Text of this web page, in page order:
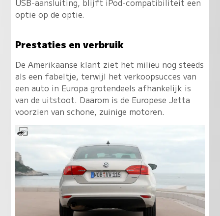
USB-aansluiting, blijft iPod-compatibiliteit een
optie op de optie.
Prestaties en verbruik
De Amerikaanse klant ziet het milieu nog steeds
als een fabeltje, terwijl het verkoopsucces van
een auto in Europa grotendeels afhankelijk is
van de uitstoot. Daarom is de Europese Jetta
voorzien van schone, zuinige motoren.